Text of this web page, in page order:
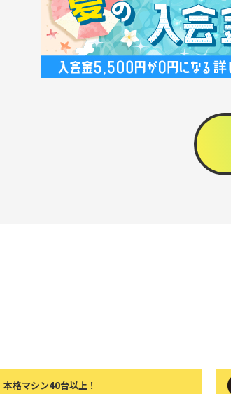
本格マシン40台以上！